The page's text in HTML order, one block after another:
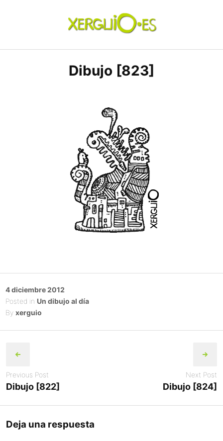
xerguio.ES | ilustración
Dibujo [823]
Posted
on
4 diciembre 2012
Posted in Un dibujo al día
By xerguio
navigation
Previous Post
Dibujo [822]
Next Post
Dibujo [824]
Deja una respuesta